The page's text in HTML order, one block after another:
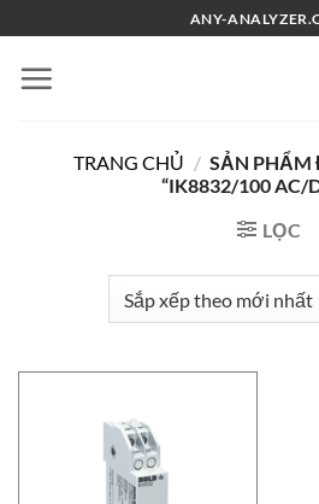
đến
nội
ANY-
TRANG CHỦ / SẢN PHẨM
“IK8832/100 AC/
LỌC